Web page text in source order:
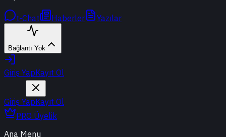
t-Chat Haberler Yazılar
Bağlantı Yok
Giriş YapKayıt Ol
Giriş YapKayıt Ol
PRO Üyelik
Ana Menu